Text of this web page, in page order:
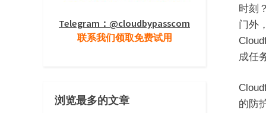
时刻
门外
成任
的防
Telegram：@cloudbypasscom
联系我们领取免费试用
浏览最多的文章